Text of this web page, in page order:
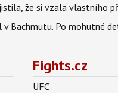
že si vzala vlastního
v Bachmutu. Po mohutné
Fights.cz
UFC